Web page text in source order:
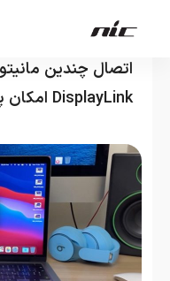
DisplayLink امکان پذیر است